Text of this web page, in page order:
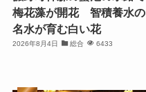
梅花藻が開花 智積養水の
名水が育む白い花
2026年8月4日 総合 6433